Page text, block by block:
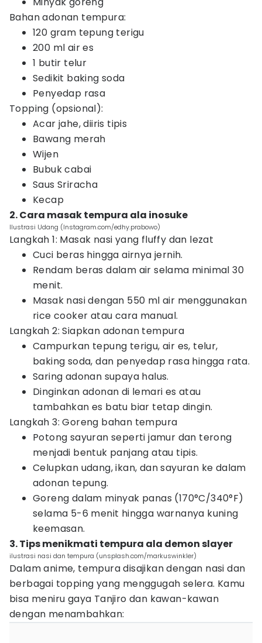
Bahan adonan tempura:
120 gram tepung terigu
200 ml air es
1 butir telur
Sedikit baking soda
Penyedap rasa
Topping (opsional):
Acar jahe, diiris tipis
Bawang merah
Wijen
Bubuk cabai
Saus Sriracha
Kecap
2. Cara masak tempura ala inosuke
Ilustrasi Udang (Instagram.com/edhy.prabowo)
Langkah 1: Masak nasi yang fluffy dan lezat
Cuci beras hingga airnya jernih.
Rendam beras dalam air selama minimal 30
menit.
Masak nasi dengan 550 ml air menggunakan
rice cooker atau cara manual.
Langkah 2: Siapkan adonan tempura
Campurkan tepung terigu, air es, telur,
baking soda, dan penyedap rasa hingga rata.
Saring adonan supaya halus.
Dinginkan adonan di lemari es atau
tambahkan es batu biar tetap dingin.
Langkah 3: Goreng bahan tempura
Potong sayuran seperti jamur dan terong
menjadi bentuk panjang atau tipis.
Celupkan udang, ikan, dan sayuran ke dalam
adonan tepung.
Goreng dalam minyak panas (170°C/340°F)
selama 5-6 menit hingga warnanya kuning
keemasan.
3. Tips menikmati tempura ala demon slayer
ilustrasi nasi dan tempura (unsplash.com/markuswinkler)
Dalam anime, tempura disajikan dengan nasi dan
berbagai topping yang menggugah selera. Kamu
bisa meniru gaya Tanjiro dan kawan-kawan
dengan menambahkan: